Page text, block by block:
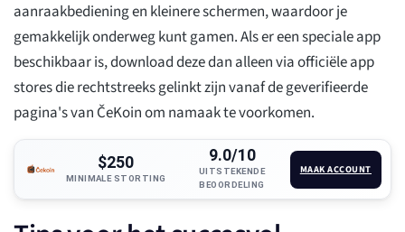
aanraakbediening en kleinere schermen, waardoor je
gemakkelijk onderweg kunt gamen. Als er een speciale app
beschikbaar is, download deze dan alleen via officiële app
stores die rechtstreeks gelinkt zijn vanaf de geverifieerde
pagina's van ČeKoin om namaak te voorkomen.
$250
MINIMALE STORTING
9.0/10
UITSTEKENDE
BEOORDELING
MAAK ACCOUNT